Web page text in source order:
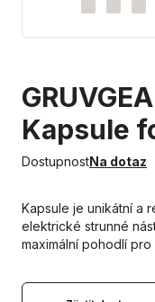
Kapsule
DostupnostNa dotaz
Kapsule je unikátní a
elektrické strunné
maximální pohodlí